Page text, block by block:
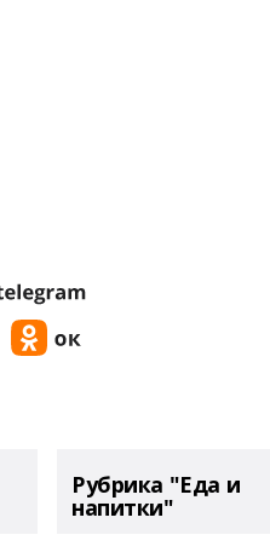
Рубрика "Еда и
напитки"